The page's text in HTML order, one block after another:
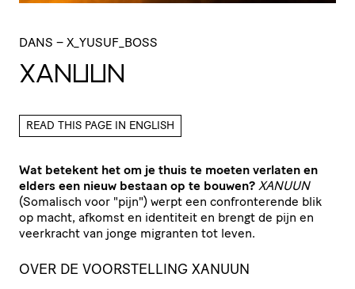
DANS – X_YUSUF_BOSS
XANUUN
READ THIS PAGE IN ENGLISH
Wat betekent het om je thuis te moeten verlaten en
elders een nieuw bestaan op te bouwen? XANUUN
(Somalisch voor "pijn") werpt een confronterende blik
op macht, afkomst en identiteit en brengt de pijn en
veerkracht van jonge migranten tot leven.
OVER DE VOORSTELLING XANUUN